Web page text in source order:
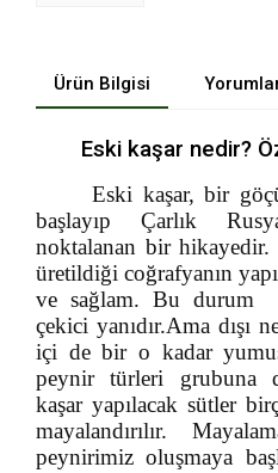
Ürün Bilgisi
Eski kaşar nedir?
Eski kaşar, bir
başlayıp Çarlık
noktalanan bir hikayedir.
üretildiği coğrafyanın
ve sağlam. Bu durum
çekici yanıdır.Ama dışı
içi de bir o kadar
peynir türleri grubuna
kaşar yapılacak sütler
mayalandırılır.
peynirimiz oluşmaya